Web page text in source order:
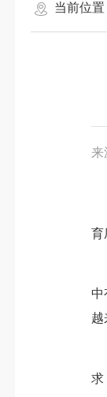
当前位
来
育
中
越
求